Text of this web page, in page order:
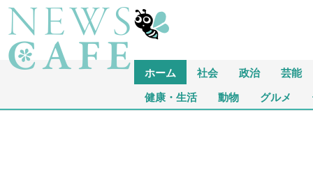
ホーム 社会 政治 芸能
健康・生活 動物 グルメ